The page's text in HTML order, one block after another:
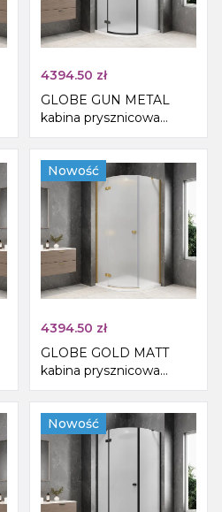
4394.50 zł
GLOBE GUN METAL
kabina prysznicowa
półokrągła
1000x1000mm, szkło
matowe, lewe
Nowość
4394.50 zł
GLOBE GOLD MATT
kabina prysznicowa
półokrągła
1000x1000mm, szkło
matowe, lewe
Nowość